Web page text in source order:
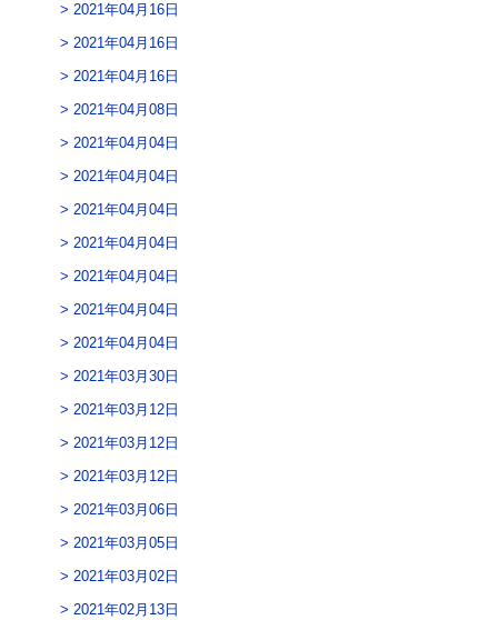
2021年04月16日
2021年04月16日
2021年04月16日
2021年04月08日
2021年04月04日
2021年04月04日
2021年04月04日
2021年04月04日
2021年04月04日
2021年04月04日
2021年04月04日
2021年03月30日
2021年03月12日
2021年03月12日
2021年03月12日
2021年03月06日
2021年03月05日
2021年03月02日
2021年02月13日